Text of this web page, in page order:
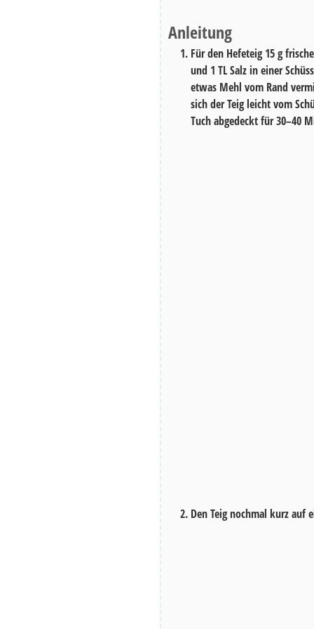
Anleitung
Für den Hefeteig15 g
und 1 TLSalz in einer
etwas Mehl vom Rand
sich der Teig leicht vom
Tuch abgedeckt für30–40
Den Teig nochmal kurz auf